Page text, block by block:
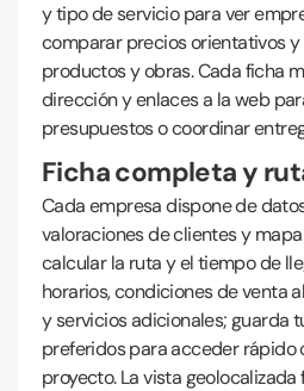
y tipo de servicio para ver
comparar precios orientativos
productos y obras. Cada ficha
dirección y enlaces a la web
presupuestos o coordinar
Ficha completa y
Cada empresa dispone de
valoraciones de clientes y
calcular la ruta y el tiempo de
horarios, condiciones de venta
y servicios adicionales; guarda
preferidos para acceder rápido
proyecto. La vista